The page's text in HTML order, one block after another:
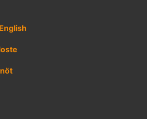
facebook
media: youtube
media: instagram